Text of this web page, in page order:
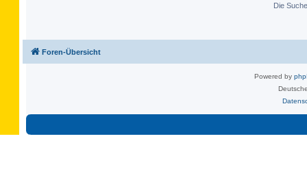
Die
Foren-Übersicht
Powered by